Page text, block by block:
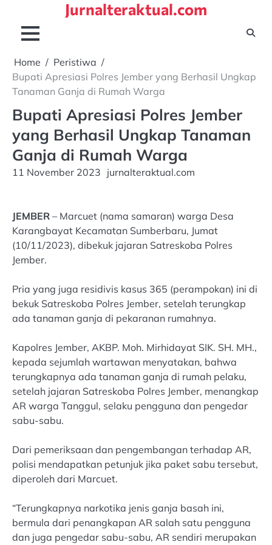
content
Jurnalteraktual.com
Home
Peristiwa
Bupati Apresiasi Polres Jember yang Berhasil Ungkap
Tanaman Ganja di Rumah Warga
Bupati Apresiasi Polres Jember
yang Berhasil Ungkap Tanaman
Ganja di Rumah Warga
11 November 2023 jurnalteraktual.com
JEMBER – Marcuet (nama samaran) warga Desa
Karangbayat Kecamatan Sumberbaru, Jumat
(10/11/2023), dibekuk jajaran Satreskoba Polres
Jember.
Pria yang juga residivis kasus 365 (perampokan) ini di
bekuk Satreskoba Polres Jember, setelah terungkap
ada tanaman ganja di pekaranan rumahnya.
Kapolres Jember, AKBP. Moh. Mirhidayat SIK. SH. MH.,
kepada sejumlah wartawan menyatakan, bahwa
terungkapnya ada tanaman ganja di rumah pelaku,
setelah jajaran Satreskoba Polres Jember, menangkap
AR warga Tanggul, selaku pengguna dan pengedar
sabu-sabu.
Dari pemeriksaan dan pengembangan terhadap AR,
polisi mendapatkan petunjuk jika paket sabu tersebut,
diperoleh dari Marcuet.
“Terungkapnya narkotika jenis ganja basah ini,
bermula dari penangkapan AR salah satu pengguna
dan juga pengedar sabu-sabu, AR sendiri merupakan